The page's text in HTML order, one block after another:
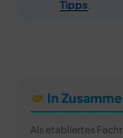
Tipps
In
Als etabliertes